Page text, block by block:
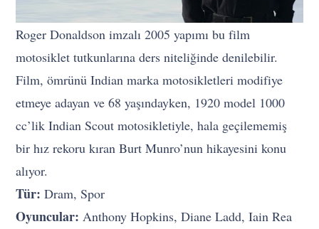
Roger Donaldson imzalı 2005 yapımı bu film
motosiklet tutkunlarına ders niteliğinde denilebilir.
Film, ömrünü Indian marka motosikletleri modifiye
etmeye adayan ve 68 yaşındayken, 1920 model 1000
cc’lik Indian Scout motosikletiyle, hala geçilememiş
bir hız rekoru kıran Burt Munro’nun hikayesini konu
alıyor.
Tür: Dram, Spor
Oyuncular: Anthony Hopkins, Diane Ladd, Iain Rea